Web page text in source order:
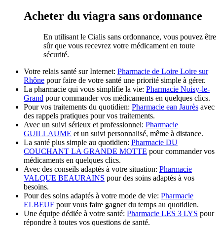
Acheter du viagra sans ordonnance
En utilisant le Cialis sans ordonnance, vous pouvez être
sûr que vous recevrez votre médicament en toute
sécurité.
Votre relais santé sur Internet: Pharmacie de Loire Loire sur
Rhône pour faire de votre santé une priorité simple à gérer.
La pharmacie qui vous simplifie la vie: Pharmacie Noisy-le-
Grand pour commander vos médicaments en quelques clics.
Pour vos traitements du quotidien: Pharmacie ean Jaurès avec
des rappels pratiques pour vos traitements.
Avec un suivi sérieux et professionnel: Pharmacie
GUILLAUME et un suivi personnalisé, même à distance.
La santé plus simple au quotidien: Pharmacie DU
COUCHANT LA GRANDE MOTTE pour commander vos
médicaments en quelques clics.
Avec des conseils adaptés à votre situation: Pharmacie
VALQUE BEAURAINS pour des soins adaptés à vos
besoins.
Pour des soins adaptés à votre mode de vie: Pharmacie
ELBEUF pour vous faire gagner du temps au quotidien.
Une équipe dédiée à votre santé: Pharmacie LES 3 LYS pour
répondre à toutes vos questions de santé.